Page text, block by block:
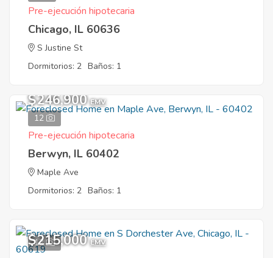
Pre-ejecución hipotecaria
Chicago, IL 60636
S Justine St
Dormitorios: 2 Baños: 1
12
$246,900 EMV
Pre-ejecución hipotecaria
Berwyn, IL 60402
Maple Ave
Dormitorios: 2 Baños: 1
12
$215,000 EMV